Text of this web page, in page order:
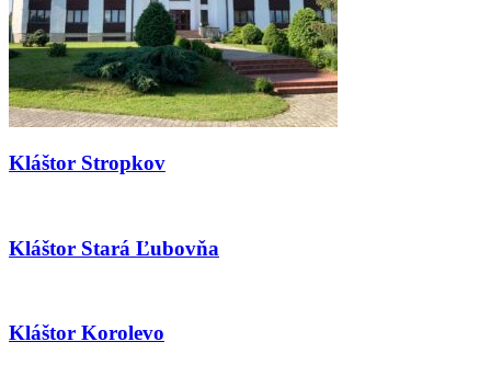
Kláštor Stropkov
Kláštor Stará Ľubovňa
Kláštor Korolevo